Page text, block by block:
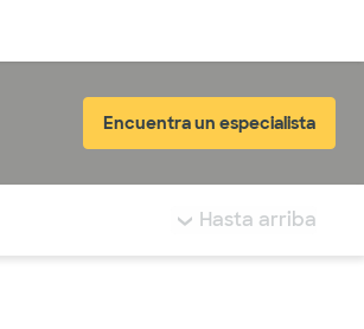
Encuentra un especialista
Hasta arriba